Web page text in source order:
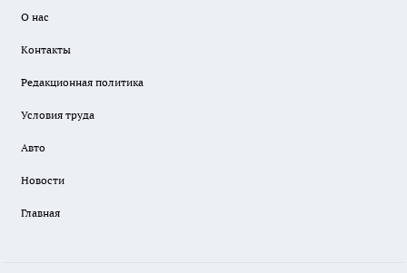
О нас
Контакты
Редакционная политика
Условия труда
Авто
Новости
Главная